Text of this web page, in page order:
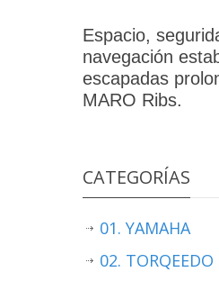
Espacio,
navegación
escapadas
MARO Ribs.
CATEGORÍAS
01. YAMAHA
02. TORQEEDO